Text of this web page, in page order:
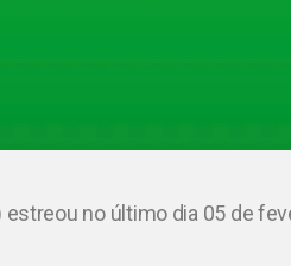
no último dia 05 de